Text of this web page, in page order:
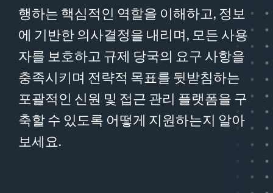
행하는 핵심적인 역할을 이해하고, 정보
에 기반한 의사결정을 내리며, 모든 사용
자를 보호하고 규제 당국의 요구 사항을
충족시키며 전략적 목표를 뒷받침하는
포괄적인 신원 및 접근 관리 플랫폼을 구
축할 수 있도록 어떻게 지원하는지 알아
보세요.